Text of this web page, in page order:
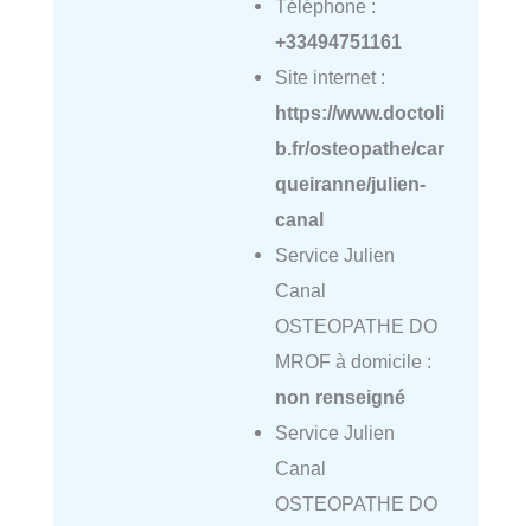
Téléphone :
+33494751161
Site internet :
https://www.doctoli
b.fr/osteopathe/car
queiranne/julien-
canal
Service Julien
Canal
OSTEOPATHE DO
MROF à domicile :
non renseigné
Service Julien
Canal
OSTEOPATHE DO